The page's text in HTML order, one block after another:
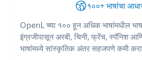
१००+ भाषांचा
OpenL च्या १०० हून अधिक भाषांमधील
इंग्रजीपासून अरबी, चिनी, फ्रेंच, स्पॅनिश
भाषांमध्ये सांस्कृतिक अंतर सहजपणे कमी